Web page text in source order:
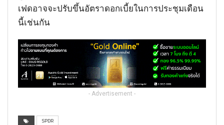
เฟดอาจจะปรับขึ้นอัตราดอกเบี้ยในการประชุมเดือน
นี้เช่นกัน
- Advertisement -
SPDR